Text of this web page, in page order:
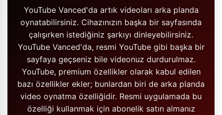
YouTube Vanced'da artık videoları arka planda
oynatabilirsiniz. Cihazınızın başka bir sayfasında
çalışırken istediğiniz şarkıyı dinleyebilirsiniz.
YouTube Vanced'da, resmi YouTube gibi başka bir
sayfaya geçseniz bile videonuz durdurulmaz.
YouTube, premium özellikler olarak kabul edilen
bazı özellikler ekler; bunlardan biri de arka planda
video oynatma özelliğidir. Resmi uygulamada bu
özelliği kullanmak için abonelik satın almanız